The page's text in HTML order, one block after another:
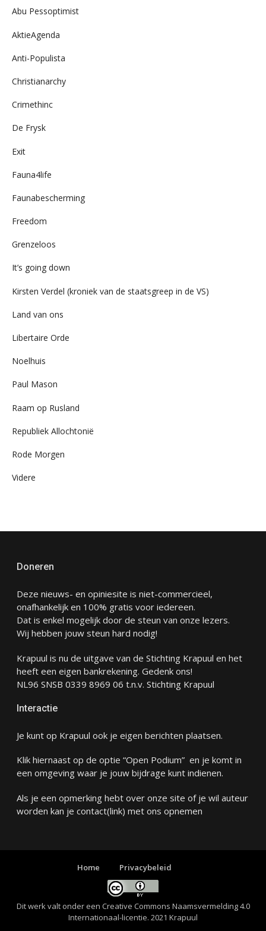
Abu Pessoptimist
AktieAgenda
Anti-Populista
Christianarchy
Crimethinc
De Frysk
Exit
Fauna4life
Faunabescherming
Freedom
Grenzeloos
It’s going down
Kirsten Verdel (kroniek van de staatsgreep in de VS)
Land van ons
Libertaire Orde
Noelhuis
Paul Mason
Raam op Rusland
Republiek Allochtonië
Rode Morgen
Videre
Doneren
Deze nieuws- en opiniesite is niet-commercieel,
onafhankelijk en 100% gratis voor iedereen.
Dat is enkel mogelijk door de steun van onze lezers.
Wij hebben jouw steun hard nodig!
Krapuul is nu de uitgave van de Stichting Krapuul en het
heeft een eigen bankrekening. Gedenk ons!
NL96 SNSB 0339 8969 06 t.n.v. Stichting Krapuul
Interactie
Je kunt op Krapuul ook je eigen berichten plaatsen.
Klik hiernaast op de optie “Open Podium” en je komt in
een omgeving waar je jouw bijdrage kunt indienen.
Als je een opmerking hebt over onze site of je wil auteur
worden kan je contact(link) met ons opnemen
Home Privacybeleid
Dit werk valt onder een Creative Commons Naamsvermelding 4.0
Internationaal-licentie. 2021 Krapuul